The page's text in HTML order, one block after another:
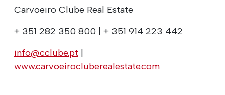
Carvoeiro Clube Real Estate
+ 351 282 350 800 | + 351 914 223 442
info@cclube.pt
www.carvoeirocluberealestate.com